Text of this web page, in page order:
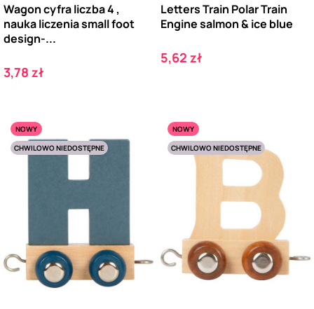
Wagon cyfra liczba 4 ,
nauka liczenia small foot
design-...
Cena
3,78 zł
Letters Train Polar Train
Engine salmon & ice blue
Cena
5,62 zł
NOWY
CHWILOWO NIEDOSTĘPNE
NOWY
CHWILOWO NIEDOSTĘPNE